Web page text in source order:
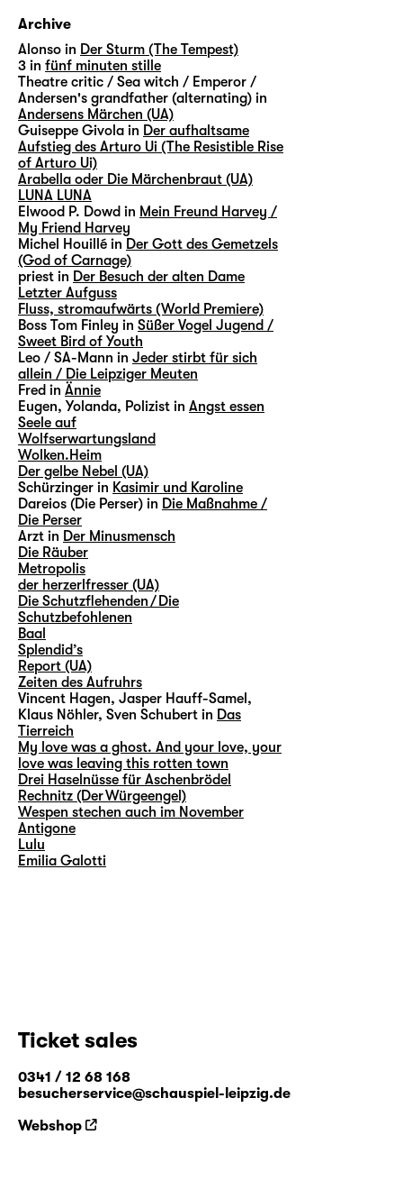
Archive
Alonso in Der Sturm (The Tempest)
3 in fünf minuten stille
Theatre critic / Sea witch / Emperor /
Andersen's grandfather (alternating) in
Andersens Märchen (UA)
Guiseppe Givola in Der aufhaltsame
Aufstieg des Arturo Ui (The Resistible Rise
of Arturo Ui)
Arabella oder Die Märchenbraut (UA)
LUNA LUNA
Elwood P. Dowd in Mein Freund Harvey /
My Friend Harvey
Michel Houillé in Der Gott des Gemetzels
(God of Carnage)
priest in Der Besuch der alten Dame
Letzter Aufguss
Fluss, stromaufwärts (World Premiere)
Boss Tom Finley in Süßer Vogel Jugend /
Sweet Bird of Youth
Leo / SA-Mann in Jeder stirbt für sich
allein / Die Leipziger Meuten
Fred in Ännie
Eugen, Yolanda, Polizist in Angst essen
Seele auf
Wolfserwartungsland
Wolken.Heim
Der gelbe Nebel (UA)
Schürzinger in Kasimir und Karoline
Dareios (Die Perser) in Die Maßnahme /
Die Perser
Arzt in Der Minusmensch
Die Räuber
Metropolis
der herzerlfresser (UA)
Die Schutzflehenden / Die
Schutzbefohlenen
Baal
Splendid’s
Report (UA)
Zeiten des Aufruhrs
Vincent Hagen, Jasper Hauff-Samel,
Klaus Nöhler, Sven Schubert in Das
Tierreich
My love was a ghost. And your love, your
love was leaving this rotten town
Drei Haselnüsse für Aschenbrödel
Rechnitz (Der Würgeengel)
Wespen stechen auch im November
Antigone
Lulu
Emilia Galotti
Ticket sales
0341 / 12 68 168
besucherservice@schauspiel-leipzig.de
Webshop